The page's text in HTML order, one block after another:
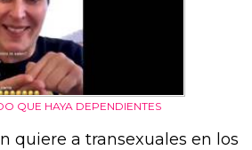
QUE HAYA DEPENDIENTES
quiere a transexuales en los